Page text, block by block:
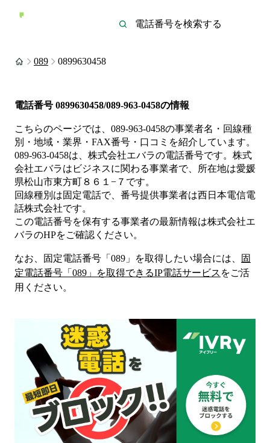
089 0899630458
電話番号 0899630458/089-963-0458の情報
こちらのページでは、 089-963-0458の事業者名・回線種
別・地域・業界・FAX番号・口コミを紹介しています。
089-963-0458は、 株式会社エバラの電話番号です。 株式
会社エバラは ビジネスに関わる事業者で、所在地は愛媛
県松山市東方町８６１−７ です。
回線種別は固定電話で、番号提供事業者は西日本電信電
話株式会社です。
この電話番号を保有する事業者の最新情報は株式会社エ
バラのHPをご確認ください。
なお、固定電話番号「 089 」を取得したい場合には、
固
定電話番号「 089 」を取得できるIP電話サービス をご活
用ください。